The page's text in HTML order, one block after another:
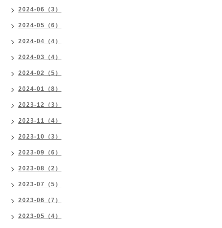
2024-06（3）
2024-05（6）
2024-04（4）
2024-03（4）
2024-02（5）
2024-01（8）
2023-12（3）
2023-11（4）
2023-10（3）
2023-09（6）
2023-08（2）
2023-07（5）
2023-06（7）
2023-05（4）